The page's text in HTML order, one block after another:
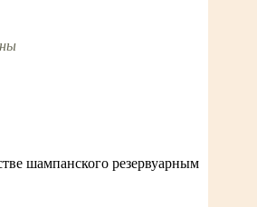
шампанского резервуарным